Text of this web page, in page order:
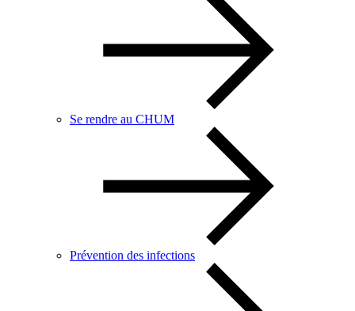
Se rendre au CHUM
Prévention des infections